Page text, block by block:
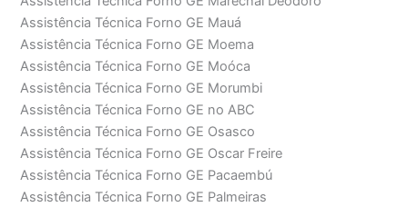
Assistência Técnica Forno GE Mauá
Assistência Técnica Forno GE Moema
Assistência Técnica Forno GE Moóca
Assistência Técnica Forno GE Morumbi
Assistência Técnica Forno GE no ABC
Assistência Técnica Forno GE Osasco
Assistência Técnica Forno GE Oscar Freire
Assistência Técnica Forno GE Pacaembú
Assistência Técnica Forno GE Palmeiras